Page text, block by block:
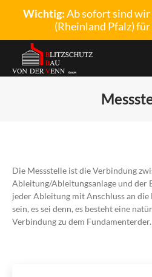
Wichtig:Ab sofort sind
(Rheinland Pfalz)
Die Messstelle ist die Verbindung
Ableitung/Ableitungsanlage und der
jeder Ableitung mit Anschluss an die
sein, es sei denn, es besteht eine
Verbindung zu dem Fundamenterder.